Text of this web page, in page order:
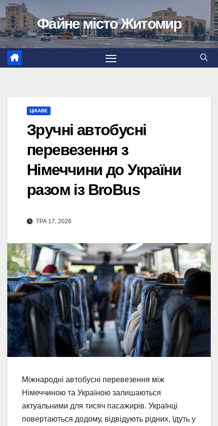
Перейти
до
вмісту
Файне місто Житомир
ЦІКАВЕ
Зручні автобусні
перевезення з
Німеччини до України
разом із BroBus
ТРА 17, 2026
Міжнародні автобусні перевезення між
Німеччиною та Україною залишаються
актуальними для тисяч пасажирів. Українці
повертаються додому, відвідують рідних, їдуть у